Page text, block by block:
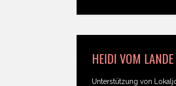
HEIDI VOM
Unterstützung von